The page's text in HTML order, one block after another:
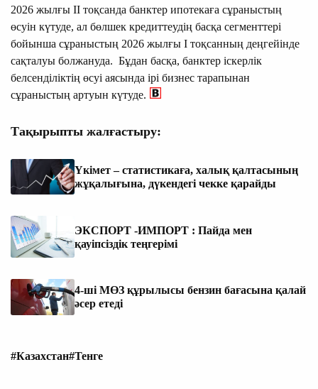
2026 жылғы II тоқсанда банктер ипотекаға сұраныстың
өсуін күтуде, ал бөлшек кредиттеудің басқа сегменттері
бойынша сұраныстың 2026 жылғы I тоқсанның деңгейінде
сақталуы болжануда. Бұдан басқа, банктер іскерлік
белсенділіктің өсуі аясында ірі бизнес тарапынан
сұраныстың артуын күтуде.
Тақырыпты жалғастыру:
Үкімет – статистикаға, халық қалтасының
жұқалығына, дүкендегі чекке қарайды
ЭКСПОРТ -ИМПОРТ : Пайда мен
қауіпсіздік теңгерімі
4-ші МӨЗ құрылысы бензин бағасына қалай
әсер етеді
#Казахстан#Тенге